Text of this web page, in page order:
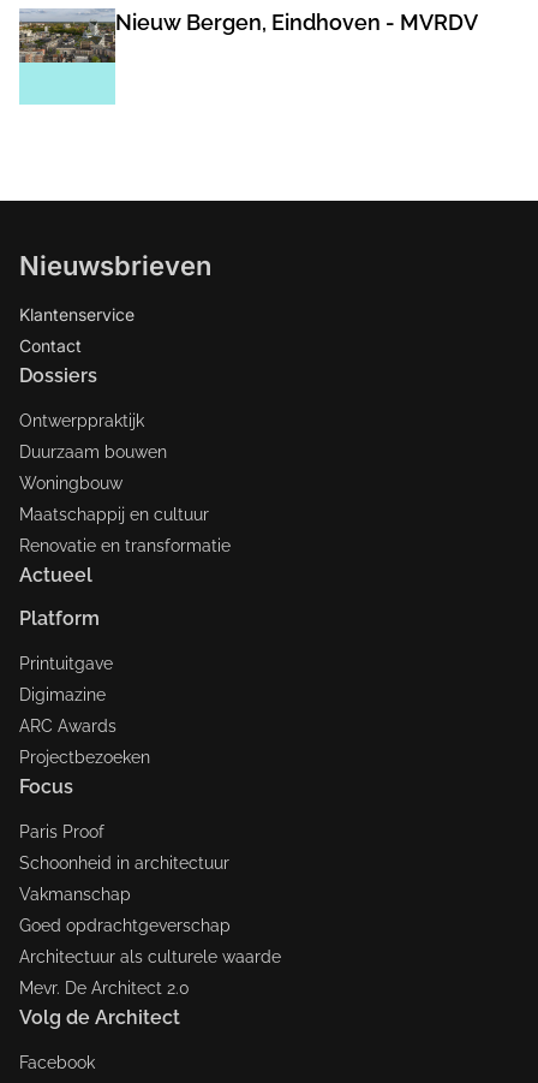
Nieuw Bergen, Eindhoven - MVRDV
Nieuwsbrieven
Klantenservice
Contact
Dossiers
Ontwerppraktijk
Duurzaam bouwen
Woningbouw
Maatschappij en cultuur
Renovatie en transformatie
Actueel
Platform
Printuitgave
Digimazine
ARC Awards
Projectbezoeken
Focus
Paris Proof
Schoonheid in architectuur
Vakmanschap
Goed opdrachtgeverschap
Architectuur als culturele waarde
Mevr. De Architect 2.0
Volg de Architect
Facebook